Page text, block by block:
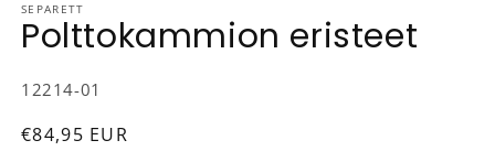
SEPARETT
Polttokammion eristeet
SKU-koodi:
12214-01
Normaalihinta
€84,95 EUR